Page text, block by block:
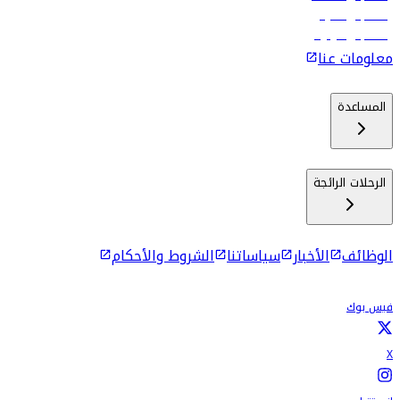
رحلات إلى ماليه
رحلات إلى كولومبو
معلومات عنا
المساعدة
الرحلات الرائجة
الوظائف الأخبار سياساتنا الشروط والأحكام
فيس بوك
X